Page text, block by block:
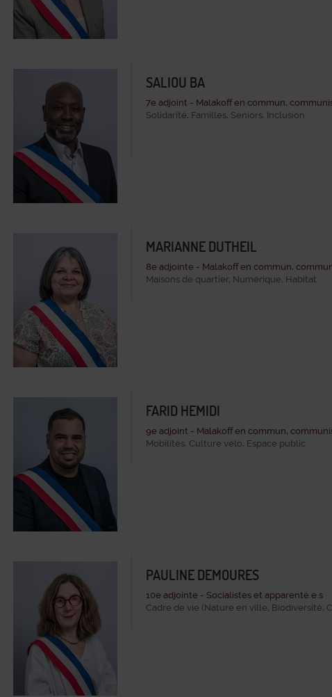
SALIOU BA
7e adjoint - Malakoff en commun,
Solidarité, Familles, Seniors, Inclusion
MARIANNE DUTHEIL
8e adjointe - Malakoff en commun,
Maisons de quartier, Numérique, Habitat
FARID HEMIDI
9e adjoint - Malakoff en commun,
Mobilités, Culture vélo, Espace public
PAULINE DEMOURES
10e adjointe - Socialistes et apparenté.e.s
Cadre de vie (Nature en ville, Biodiversité,